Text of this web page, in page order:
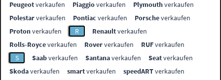
Peugeotverkaufen Piaggioverkaufen Plymouthverkaufen
Polestarverkaufen Pontiac verkaufen Porscheverkaufen
Protonverkaufen R Renaultverkaufen
Rolls-Royceverkaufen Roververkaufen RUFverkaufen
S
Saabverkaufen Santanaverkaufen Seatverkaufen
Skodaverkaufen smartverkaufen speedARTverkaufen